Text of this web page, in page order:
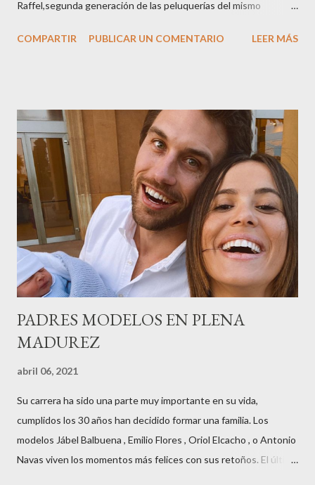
Raffel,segunda generación de las peluquerías del mismo
sector en una cena de reconocimiento.Sus hijas Carolina (CEO
peluquería del grupo.Justo hace unos días Carol Pagés nos
contaba detalles del homenaje en Actualida Rosa en RCE
radio,en el programa que presento todos los jueves de 17 a 18
horas . Carolina y Quionia Pagés Carolina Pagés La cita ,en el
Museu Marítim de BCN ,en las Drassanes reunió a figuras
destacadas del sector,así como clientes, autoridades y medios
de comunicación, en una velada inolvidable bajo el lema “Cien
años peinando almas, creando belleza,i...
COMPARTIR PUBLICAR UN COMENTARIO LEER MÁS
PADRES MODELOS EN PLENA
MADUREZ
abril 06, 2021
Su carrera ha sido una parte muy importante en su vida,
cumplidos los 30 años han decidido formar una familia. Los
modelos Jábel Balbuena , Emilio Flores , Oriol Elcacho , o Antonio
Navas viven los momentos más felices con sus retoños. El último